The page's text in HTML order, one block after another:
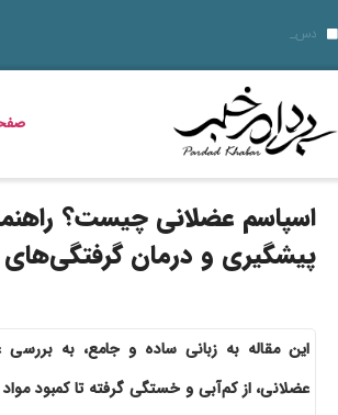
دسر شکلاتی فوری؛ چگونه یک دسر کاف
قیمت خودرو در بازار آزاد؛ جدول نرخ محصولات ایران‌خودرو و سایپا (16
قیمت دلار، طلا و سکه جمعه 16 مرداد 1405؛ بازار ارز ثابت ماند، طلا و سکه گران شدند
بازگشت مازیار لرستانی به تلویزیون؛ شروع ساخت
بدترین عوارض ناس؛ مخدر ناس چه ماجرایی دارد که
خواص گیاه خرفه؛ فواید خرفه برای سلامت، پوست و
قیمت مرغ، ماهی و تخم مرغ امروز پنجشنبه 15 مرداد 1405 + جدول قیمت
استعلام کالابرگ الکترونیکی و وضعیت دهک‌بندی یارانه 1405؛ راهنمای کامل، رسمی و به‌روز
قیمت دلار، طلا، سکه و ارز امروز 15 مرداد 1405 + جدول کامل
اسپاسم عضلانی چیست؟
پیشگیری و درمان
این مقاله به زبانی ساده و جامع، به
عضلانی، از کم‌آبی و خستگی گرفته تا کمبود